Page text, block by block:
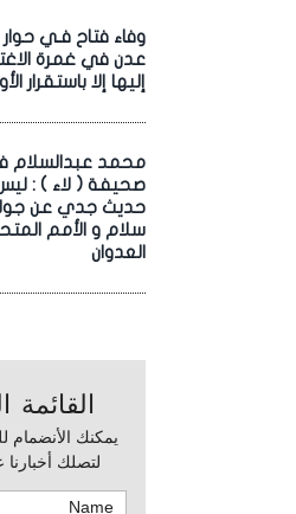
وفاء فتاح فـي
عدن في غمرة
إليها إلا باستقرار
محمد عبدالسلام
صحيفة ( لاء ) :
حديث جدي عن
سلام و الأمم
العدوان
القائمة
يمكنك الأنضمام
لتصلك